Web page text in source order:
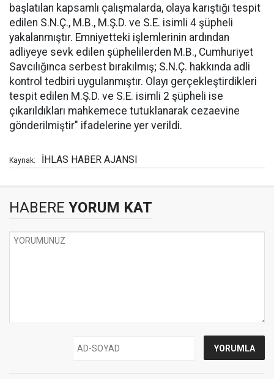
başlatılan kapsamlı çalışmalarda, olaya karıştığı tespit
edilen S.N.Ç., M.B., M.Ş.D. ve S.E. isimli 4 şüpheli
yakalanmıştır. Emniyetteki işlemlerinin ardından
adliyeye sevk edilen şüphelilerden M.B., Cumhuriyet
Savcılığınca serbest bırakılmış; S.N.Ç. hakkında adli
kontrol tedbiri uygulanmıştır. Olayı gerçekleştirdikleri
tespit edilen M.Ş.D. ve S.E. isimli 2 şüpheli ise
çıkarıldıkları mahkemece tutuklanarak cezaevine
gönderilmiştir" ifadelerine yer verildi.
Kaynak: İHLAS HABER AJANSI
HABERE YORUM KAT